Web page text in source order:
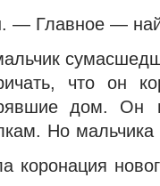
Главное —
что он
дом. Он
Но
коронация